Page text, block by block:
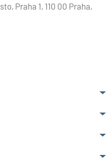
Praha 1, 110 00 Praha,